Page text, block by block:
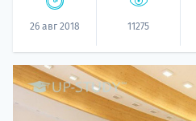
26 авг 2018 11275